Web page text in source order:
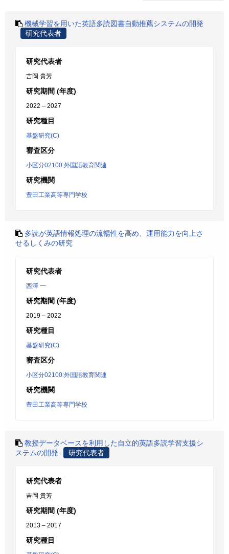
機械学習を用いた英語多読図書自動推薦システムの開発
研究代表者
研究代表者
吉岡 貴芳
研究期間 (年度)
2022 – 2027
研究種目
基盤研究(C)
審査区分
小区分02100:外国語教育関連
研究機関
豊田工業高等専門学校
多読が英語情報処理の流暢性を高め、運用能力を向上さ
せるしくみの研究
研究代表者
西澤 一
研究期間 (年度)
2019 – 2022
研究種目
基盤研究(C)
審査区分
小区分02100:外国語教育関連
研究機関
豊田工業高等専門学校
教授データベースを利用した自立的英語多読学習支援シ
ステムの開発
研究代表者
研究代表者
吉岡 貴芳
研究期間 (年度)
2013 – 2017
研究種目